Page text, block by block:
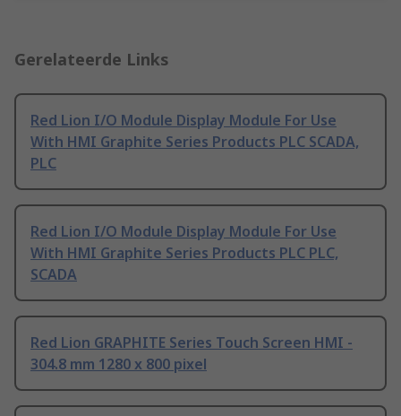
Gerelateerde Links
Red Lion I/O Module Display Module For Use
With HMI Graphite Series Products PLC SCADA,
PLC
Red Lion I/O Module Display Module For Use
With HMI Graphite Series Products PLC PLC,
SCADA
Red Lion GRAPHITE Series Touch Screen HMI -
304.8 mm 1280 x 800 pixel